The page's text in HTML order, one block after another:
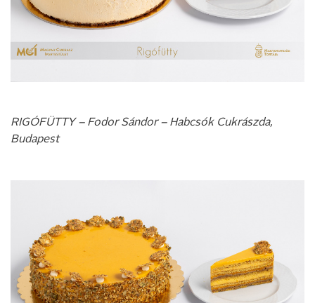
RIGÓFÜTTY – Fodor Sándor – Habcsók Cukrászda,
Budapest